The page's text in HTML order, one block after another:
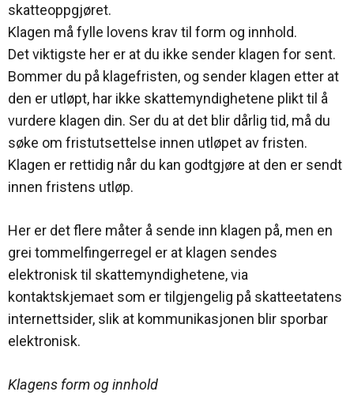
skatteoppgjøret.
Klagen må fylle lovens krav til form og innhold.
Det viktigste her er at du ikke sender klagen for sent.
Bommer du på klagefristen, og sender klagen etter at
den er utløpt, har ikke skattemyndighetene plikt til å
vurdere klagen din. Ser du at det blir dårlig tid, må du
søke om fristutsettelse innen utløpet av fristen.
Klagen er rettidig når du kan godtgjøre at den er sendt
innen fristens utløp.
Her er det flere måter å sende inn klagen på, men en
grei tommelfingerregel er at klagen sendes
elektronisk til skattemyndighetene, via
kontaktskjemaet som er tilgjengelig på skatteetatens
internettsider, slik at kommunikasjonen blir sporbar
elektronisk.
Klagens form og innhold